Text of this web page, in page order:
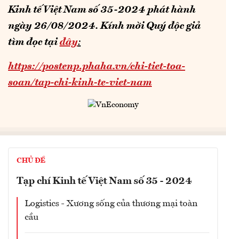
Kinh tế Việt Nam số 35-2024 phát hành
ngày 26/08/2024.Kính mời Quý độc giả
tìm đọc tạiđây:
https://postenp.phaha.vn/chi-tiet-toa-
soan/tap-chi-kinh-te-viet-nam
CHỦ ĐỀ
Tạp chí Kinh tế Việt Nam số 35 - 2024
Logistics - Xương sống của thương mại toàn
cầu